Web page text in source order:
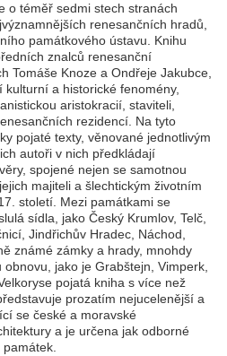
o téměř sedmi stech stranách
renesančních hradů,
památkového ústavu. Knihu
znalců renesanční
Tomáše Knoze a Ondřeje Jakubce,
a historické fenomény,
aristokracií, staviteli,
rezidencí. Na tyto
pojaté texty, věnované jednotlivým
autoři v nich předkládají
spojené nejen se samotnou
majiteli a šlechtickým životním
století. Mezi památkami se
sídla, jako Český Krumlov, Telč,
Jindřichův Hradec, Náchod,
známé zámky a hrady, mnohdy
jako je Grabštejn, Vimperk,
pojatá kniha s více než
prozatím nejucelenější a
se české a moravské
a je určena jak odborné